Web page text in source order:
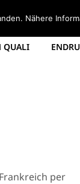
2012 GRUPPEN
QUALI
per
Nähere